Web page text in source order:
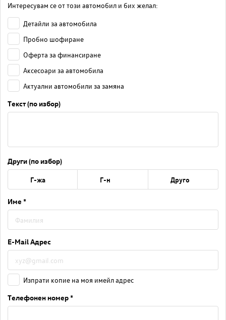
Интересувам се от този автомобил и бих желал:
Детайли за автомобила
Пробно шофиране
Оферта за финансиране
Аксесоари за автомобила
Актуални автомобили за замяна
Текст (по избор)
Други (по избор)
Г-жа Г-н Друго
Име *
E-Mail Адрес
Изпрати копие на моя имейл адрес
Телефонен номер *